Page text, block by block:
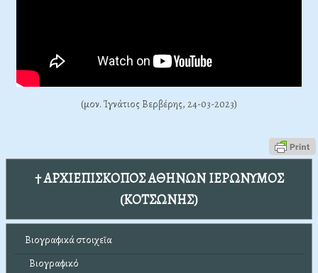
(μον. Ίγνάτιος Βερβέρης, 24-03-2023)
† ΑΡΧΙΕΠΙΣΚΟΠΟΣ ΑΘΗΝΩΝ ΙΕΡΩΝΥΜΟΣ
(ΚΟΤΣΩΝΗΣ)
Βιογραφικά στοιχεῖα
Βιογραφικό